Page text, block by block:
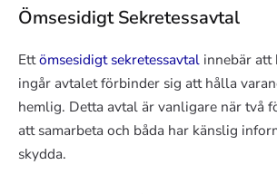
Ömsesidigt Sekretessavtal
Ettömsesidigt sekretessavtal innebär att
ingår avtalet förbinder sig att hålla
hemlig. Detta avtal är vanligare när två
att samarbeta och båda har känslig
skydda.